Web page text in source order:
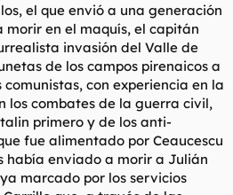
el que envió a una generación
morir en el maquís, el capitán
invasión del Valle de
de los campos pirenaicos a
con experiencia en la
los combates de la guerra civil,
primero y de los anti-
fue alimentado por Ceaucescu
había enviado a morir a Julián
marcado por los servicios